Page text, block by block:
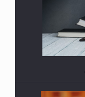
أو الهجرية؟